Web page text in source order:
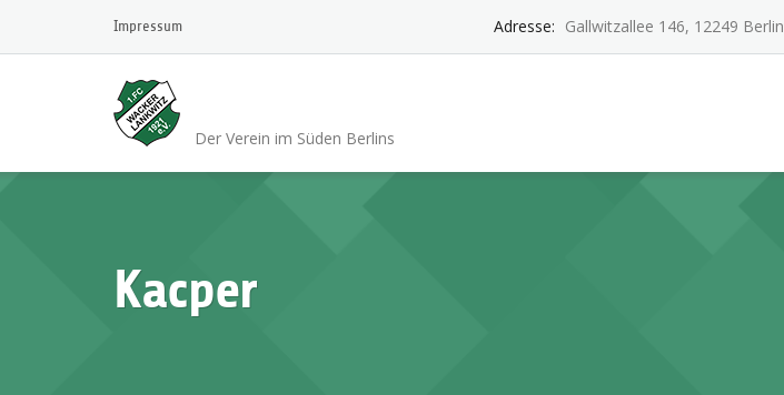
content
Impressum Adresse: Gallwitzallee 146, 12249 Berlin
Der Verein im Süden Berlins
Kacper